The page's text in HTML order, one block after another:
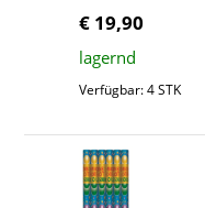
€ 19,90
lagernd
Verfügbar: 4 STK